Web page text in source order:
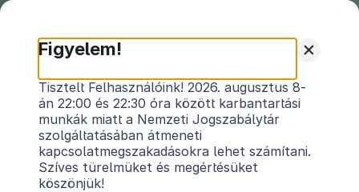
Karancsberény Önkormányzat
Képviselő-testületének 13/2013.(I.1.)
önkormányzati rendelete
a települési hulladékkal kapcsolatos
hulladékgazdálkodási közszolgáltatásról
+
Figyelem!
Tisztelt Felhasználóink! 2026. augusztus 8-
án 22:00 és 22:30 óra között karbantartási
munkák miatt a Nemzeti Jogszabálytár
szolgáltatásában átmeneti
kapcsolatmegszakadásokra lehet számítani.
Szíves türelmüket és megértésüket
köszönjük!